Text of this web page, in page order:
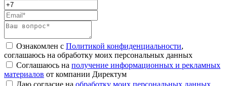
Ознакомлен с Политикой конфиденциальности,
соглашаюсь на обработку моих персональных данных
Соглашаюсь на получение информационных и рекламных
материалов от компании Директум